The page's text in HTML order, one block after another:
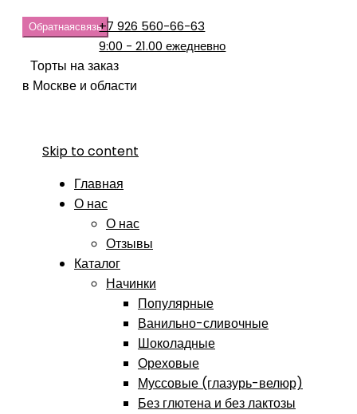
Обратнаясвязь+7 926 560-66-63
9:00 - 21.00 ежедневно
Торты на заказ
в Москве и области
Skip to content
Главная
О нас
О нас
Отзывы
Каталог
Начинки
Популярные
Ванильно-сливочные
Шоколадные
Ореховые
Муссовые (глазурь-велюр)
Без глютена и без лактозы